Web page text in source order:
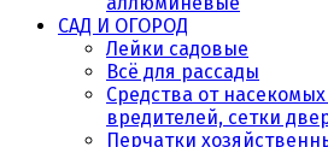
САД И ОГОРОД
Лейки садовые
Всё для рассады
Средства от
вредителей, сетки
Перчатки